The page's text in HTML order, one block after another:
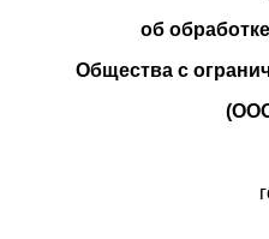
об
Общества с